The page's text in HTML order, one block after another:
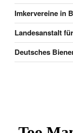
Imkervereine in
Landesanstalt
Deutsches